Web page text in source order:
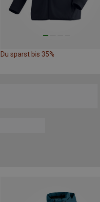
Du sparst bis 35%